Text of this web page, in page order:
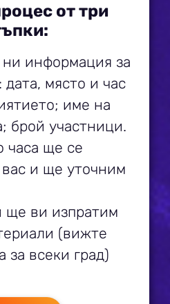
от три
ни информация за
дата, място и час
име на
брой участници.
часа ще се
и ще уточним
ще ви изпратим
(вижте
за всеки град)